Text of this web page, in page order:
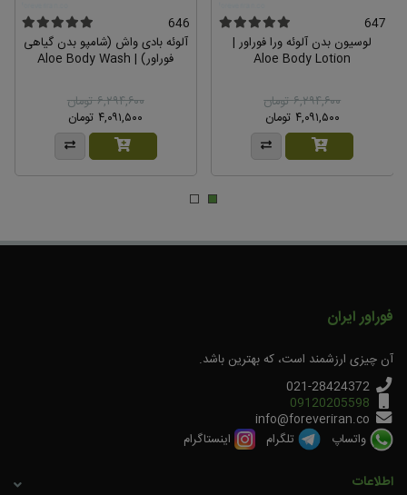
647
لوسیون بدن آلوئه ورا فوراور |
Aloe Body Lotion
۶,۲۹۴,۶۰۰ تومان
۴,۰۹۱,۵۰۰ تومان
646
آلوئه بادی واش (شامپو بدن گیاهی
فوراور) | Aloe Body Wash
۶,۲۹۴,۶۰۰ تومان
۴,۰۹۱,۵۰۰ تومان
فوراور ایران
آن چیزی ارزشمند است، که بهترین باشد.
021-28424372
09120205598
info@foreveriran.co
واتساپ
تلگرام اینستاگرام
اطلاعات